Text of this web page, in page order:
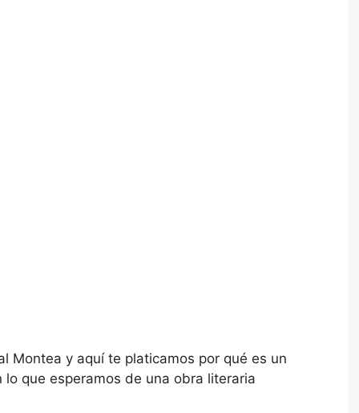
Montea y aquí te platicamos por qué es un
que esperamos de una obra literaria